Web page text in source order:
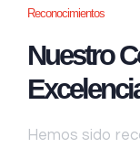
Reconocimientos
Nuestro
Hemos sido